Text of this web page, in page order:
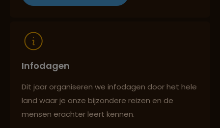
Infodagen
Dit jaar organiseren we infodagen door het hele
land waar je onze bijzondere reizen en de
mensen erachter leert kennen.